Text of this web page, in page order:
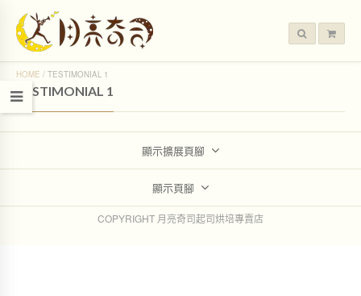
HOME / TESTIMONIAL 1
TESTIMONIAL 1
顯示擴展頁腳
顯示頁腳
COPYRIGHT 月亮奇司起司烘培專賣店